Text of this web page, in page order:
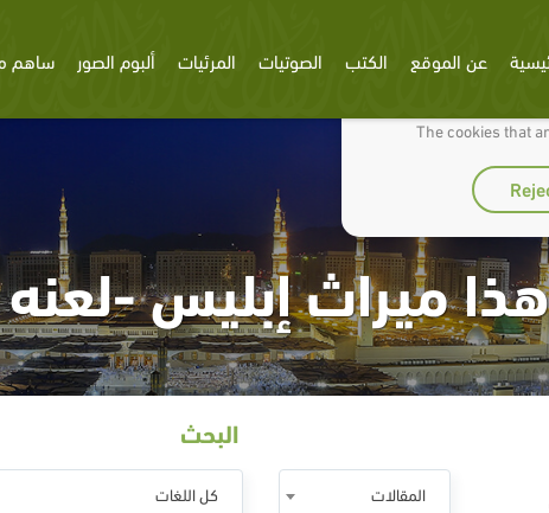
We use cookies to
The cookies that
عن الموقع الكتب الصوتيات المرئيات ألبوم الصور ساهم
هذا ميراث إبليس -لعنه
البحث
المقالات كل اللغات